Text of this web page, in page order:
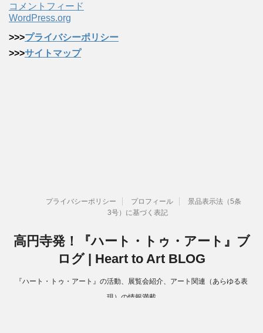
コメントフィード
WordPress.org
>>>プライバシーポリシー
>>>サイトマップ
プライバシーポリシー プロフィール
景品表示法（5条
3号）に基づく表記
高円寺発！『ハート・トゥ・アート』ブ
ログ | Heart to Art BLOG
『ハート・トゥ・アート』の活動、展覧会紹介、アート関連（あらゆる表
現）の情報満載